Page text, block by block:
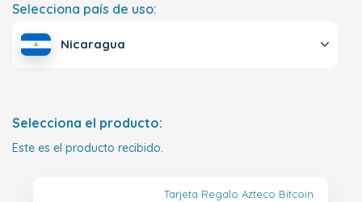
Selecciona país de uso:
Nicaragua
Selecciona el producto:
Este es el producto recibido.
Tarjeta Regalo Azteco Bitcoin